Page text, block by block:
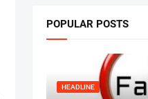
POPULAR POSTS
HEADLINE